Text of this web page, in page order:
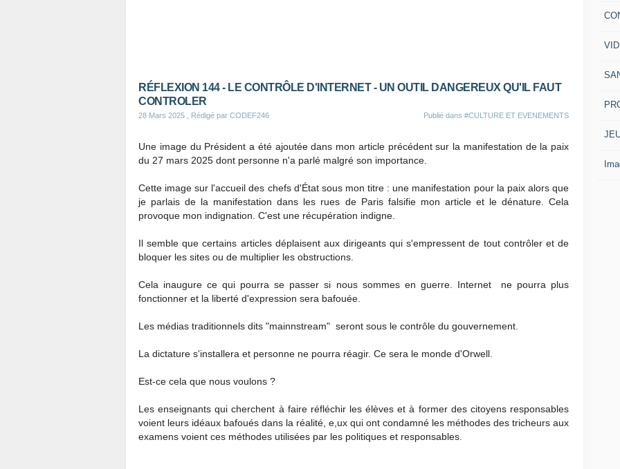
RÉFLEXION 144 - LE CONTRÔLE D'INTERNET - UN OUTIL DANGEREUX QU'IL FAUT
CONTROLER
28 Mars 2025 , Rédigé par CODEF246 Publié dans #CULTURE ET EVENEMENTS
Une image du Président a été ajoutée dans mon article précédent sur la manifestation de la paix
du 27 mars 2025 dont personne n'a parlé malgré son importance.
Cette image sur l'accueil des chefs d'État sous mon titre : une manifestation pour la paix alors que
je parlais de la manifestation dans les rues de Paris falsifie mon article et le dénature. Cela
provoque mon indignation. C'est une récupération indigne.
Il semble que certains articles déplaisent aux dirigeants qui s'empressent de tout contrôler et de
bloquer les sites ou de multiplier les obstructions.
Cela inaugure ce qui pourra se passer si nous sommes en guerre. Internet ne pourra plus
fonctionner et la liberté d'expression sera bafouée.
Les médias traditionnels dits "mainnstream" seront sous le contrôle du gouvernement.
La dictature s'installera et personne ne pourra réagir. Ce sera le monde d'Orwell.
Est-ce cela que nous voulons ?
Les enseignants qui cherchent à faire réfléchir les élèves et à former des citoyens responsables
voient leurs idéaux bafoués dans la réalité, e,ux qui ont condamné les méthodes des tricheurs aux
examens voient ces méthodes utilisées par les politiques et responsables.